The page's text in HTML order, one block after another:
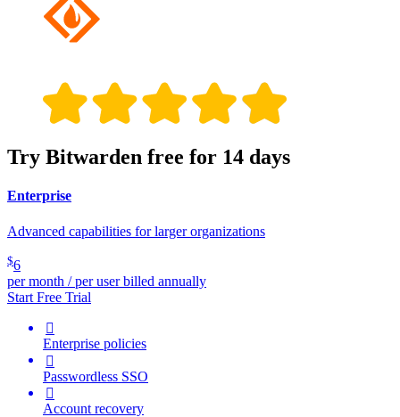
Try Bitwarden free for 14 days
Enterprise
Advanced capabilities for larger organizations
$6
per month / per user billed annually
Start Free Trial

Enterprise policies

Passwordless SSO

Account recovery